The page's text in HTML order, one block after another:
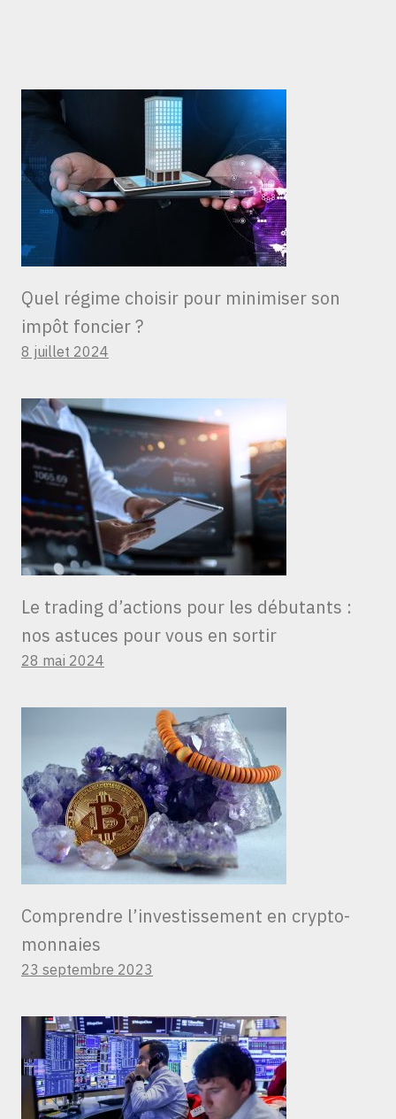
Quel régime choisir pour minimiser son
impôt foncier ?
8 juillet 2024
Le trading d’actions pour les débutants :
nos astuces pour vous en sortir
28 mai 2024
Comprendre l’investissement en crypto-
monnaies
23 septembre 2023